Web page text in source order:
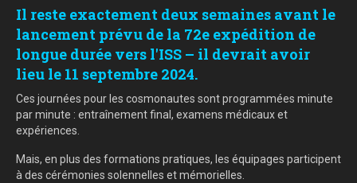
Il reste exactement deux semaines avant le
lancement prévu de la 72e expédition de
longue durée vers l'ISS – il devrait avoir
lieu le 11 septembre 2024.
Ces journées pour les cosmonautes sont programmées minute
par minute : entraînement final, examens médicaux et
expériences.
Mais, en plus des formations pratiques, les équipages participent
à des cérémonies solennelles et mémorielles.